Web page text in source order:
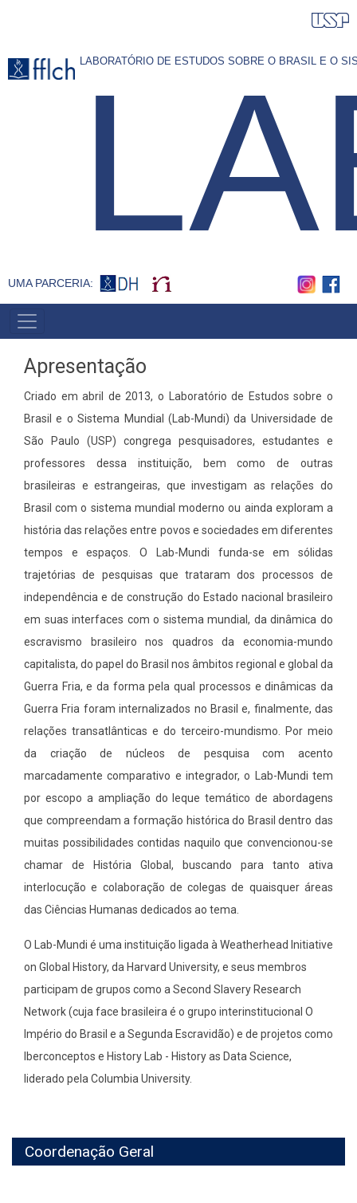
conteúdo
LABORATÓRIO DE ESTUDOS SOBRE O BRASIL E O
UMA PARCERIA:
MAIN
MENU
Apresentação
Criado em abril de 2013, o Laboratório de Estudos sobre o
Brasil e o Sistema Mundial (Lab-Mundi) da Universidade de
São Paulo (USP) congrega pesquisadores, estudantes e
professores dessa instituição, bem como de outras
brasileiras e estrangeiras, que investigam as relações do
Brasil com o sistema mundial moderno ou ainda exploram a
história das relações entre povos e sociedades em diferentes
tempos e espaços. O Lab-Mundi funda-se em sólidas
trajetórias de pesquisas que trataram dos processos de
independência e de construção do Estado nacional brasileiro
em suas interfaces com o sistema mundial, da dinâmica do
escravismo brasileiro nos quadros da economia-mundo
capitalista, do papel do Brasil nos âmbitos regional e global da
Guerra Fria, e da forma pela qual processos e dinâmicas da
Guerra Fria foram internalizados no Brasil e, finalmente, das
relações transatlânticas e do terceiro-mundismo. Por meio
da criação de núcleos de pesquisa com acento
marcadamente comparativo e integrador, o Lab-Mundi tem
por escopo a ampliação do leque temático de abordagens
que compreendam a formação histórica do Brasil dentro das
muitas possibilidades contidas naquilo que convencionou-se
chamar de História Global, buscando para tanto ativa
interlocução e colaboração de colegas de quaisquer áreas
das Ciências Humanas dedicados ao tema.
O Lab-Mundi é uma instituição ligada à Weatherhead Initiative
on Global History, da Harvard University, e seus membros
participam de grupos como a Second Slavery Research
Network (cuja face brasileira é o grupo interinstitucional O
Império do Brasil e a Segunda Escravidão) e de projetos como
Iberconceptos e History Lab - History as Data Science,
liderado pela Columbia University.
Coordenação Geral